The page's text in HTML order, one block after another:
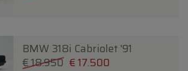
BMW 318i Cabriolet '91
€ 18.950 € 17.500